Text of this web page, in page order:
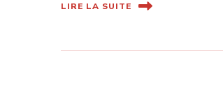
LIRE LA SUITE